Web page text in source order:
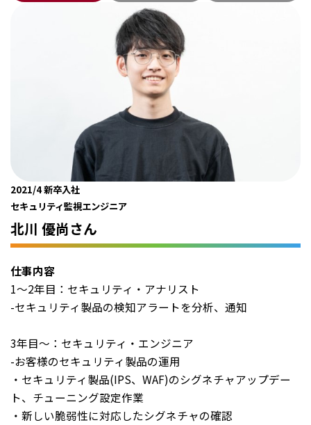
お問い合わせ
2021/4 新卒入社
セキュリティ監視エンジニア
北川 優尚さん
仕事内容
1～2年目：セキュリティ・アナリスト
-セキュリティ製品の検知アラートを分析、通知
3年目～：セキュリティ・エンジニア
-お客様のセキュリティ製品の運用
・セキュリティ製品(IPS、WAF)のシグネチャアップデー
ト、チューニング設定作業
・新しい脆弱性に対応したシグネチャの確認
2022/3 キャリア入社
セキュリティ診断エンジニア
戸田 廉さん
仕事内容
Webアプリケーションの脆弱性診断
診断作業・診断後の報告書作成・報告会（お客様要望）
こんな思いで働いています！
現在携わっているWebアプリケーション診断のスキルをよ
り磨きたいです。また、Webアプリケーションだけではな
く、他の分野もできるようになり、診断全般を網羅できる
2020/10 キャリア入社
セキュリティ コンサルタント
羽鳥 翔一さん
仕事内容
お客様先に常駐し、導入予定のシステムに対してセキュリ
ティ規定の順守状況と我々の知見による脆弱な設計有無
ク低減策を提示する業務に従事しています。
業務に取り組む上では、ITおよびITセキュリティの知見が
ないシステム担当者様であっても、お客様に寄り添い分か
りやすく説明するよう心掛けています。